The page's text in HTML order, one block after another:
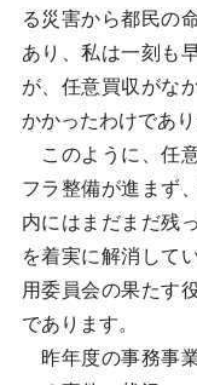
る災害から都民の
あり、私は一刻も
が、任意買収がな
かかったわけであり
このように、任
フラ整備が進まず
内にはまだまだ残
を着実に解消して
用委員会の果たす
であります。
昨年度の事務事